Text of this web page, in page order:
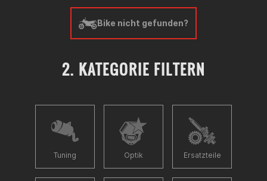
Bike nicht gefunden?
2. KATEGORIE FILTERN
Tuning Optik Ersatzteile